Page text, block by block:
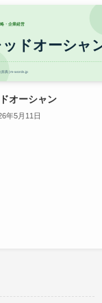
オーシャン
年5月11日